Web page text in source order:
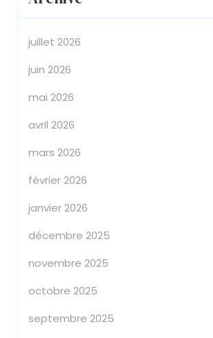
juillet 2026
juin 2026
mai 2026
avril 2026
mars 2026
février 2026
janvier 2026
décembre 2025
novembre 2025
octobre 2025
septembre 2025